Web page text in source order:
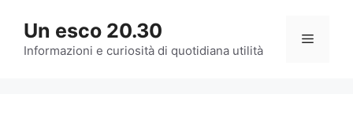
contenuto
Un esco 20.30
Informazioni e curiosità di quotidiana utilità
Menu